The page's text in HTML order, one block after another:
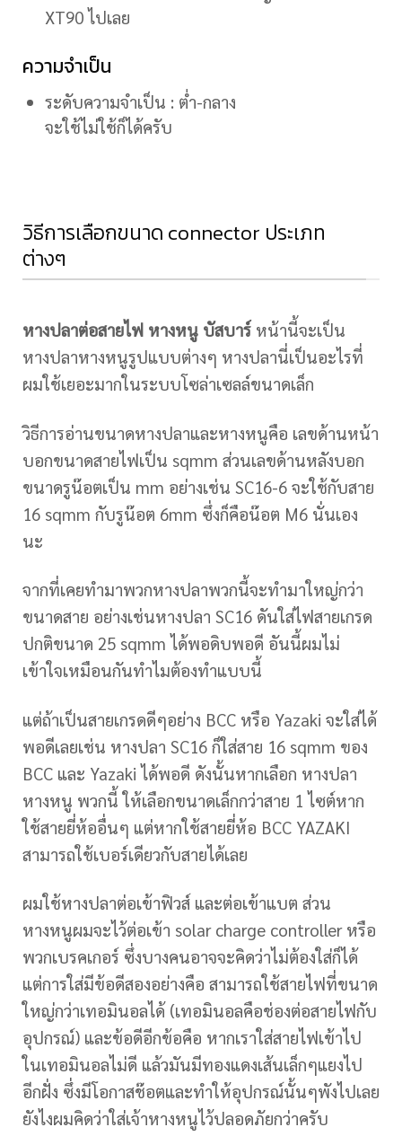
XT90 ไปเลย
ความจำเป็น
ระดับความจำเป็น : ต่ำ-กลาง
จะใช้ไม่ใช้ก็ได้ครับ
วิธีการเลือกขนาด connector ประเภท
ต่างๆ
หางปลาต่อสายไฟ หางหนู บัสบาร์ หน้านี้จะเป็น
หางปลาหางหนูรูปแบบต่างๆ หางปลานี่เป็นอะไรที่
ผมใช้เยอะมากในระบบโซล่าเซลล์ขนาดเล็ก
วิธีการอ่านขนาดหางปลาและหางหนูคือ เลขด้านหน้า
บอกขนาดสายไฟเป็น sqmm ส่วนเลขด้านหลังบอก
ขนาดรูน๊อตเป็น mm อย่างเช่น SC16-6 จะใช้กับสาย
16 sqmm กับรูน๊อต 6mm ซึ่งก็คือน๊อต M6 นั่นเอง
นะ
จากที่เคยทำมาพวกหางปลาพวกนี้จะทำมาใหญ่กว่า
ขนาดสาย อย่างเช่นหางปลา SC16 ดันใส่ไฟสายเกรด
ปกติขนาด 25 sqmm ได้พอดิบพอดี อันนี้ผมไม่
เข้าใจเหมือนกันทำไมต้องทำแบบนี้
แต่ถ้าเป็นสายเกรดดีๆอย่าง BCC หรือ Yazaki จะใส่ได้
พอดีเลยเช่น หางปลา SC16 ก็ใส่สาย 16 sqmm ของ
BCC และ Yazaki ได้พอดี ดังนั้นหากเลือก หางปลา
หางหนู พวกนี้ ให้เลือกขนาดเล็กกว่าสาย 1 ไซต์หาก
ใช้สายยี่ห้ออื่นๆ แต่หากใช้สายยี่ห้อ BCC YAZAKI
สามารถใช้เบอร์เดียวกับสายได้เลย
ผมใช้หางปลาต่อเข้าฟิวส์ และต่อเข้าแบต ส่วน
หางหนูผมจะไว้ต่อเข้า solar charge controller หรือ
พวกเบรคเกอร์ ซึ่งบางคนอาจจะคิดว่าไม่ต้องใส่ก็ได้
แต่การใส่มีข้อดีสองอย่างคือ สามารถใช้สายไฟที่ขนาด
ใหญ่กว่าเทอมินอลได้ (เทอมินอลคือช่องต่อสายไฟกับ
อุปกรณ์) และข้อดีอีกข้อคือ หากเราใส่สายไฟเข้าไป
ในเทอมินอลไม่ดี แล้วมันมีทองแดงเส้นเล็กๆแยงไป
อีกฝั่ง ซึ่งมีโอกาสช๊อตและทำให้อุปกรณ์นั้นๆพังไปเลย
ยังไงผมคิดว่าใส่เจ้าหางหนูไว้ปลอดภัยกว่าครับ